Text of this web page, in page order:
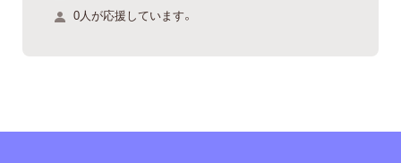
0人が応援しています。